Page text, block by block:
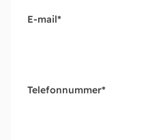
E-mail*
Telefonnummer*